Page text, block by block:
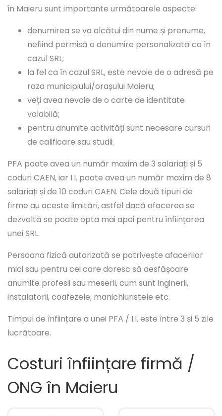
în Maieru sunt importante următoarele aspecte:
denumirea se va alcătui din nume și prenume,
nefiind permisă o denumire personalizată ca în
cazul SRL;
la fel ca în cazul SRL, este nevoie de o adresă pe
raza municipiului/orașului Maieru;
veți avea nevoie de o carte de identitate
valabilă;
pentru anumite activități sunt necesare cursuri
de calificare sau studii.
PFA poate avea un număr maxim de 3 salariați și 5
coduri CAEN, iar I.I. poate avea un număr maxim de 8
salariați și de 10 coduri CAEN. Cele două tipuri de
firme au aceste limitări, astfel dacă afacerea se
dezvoltă se poate opta mai apoi pentru înființarea
unei SRL.
Persoana fizică autorizată se potrivește afacerilor
mici sau pentru cei care doresc să desfășoare
anumite profesii sau meserii, cum sunt inginerii,
instalatorii, coafezele, manichiuristele etc.
Timpul de înființare a unei PFA / I.I. este între 3 și 5 zile
lucrătoare.
Costuri înființare firmă /
ONG în Maieru